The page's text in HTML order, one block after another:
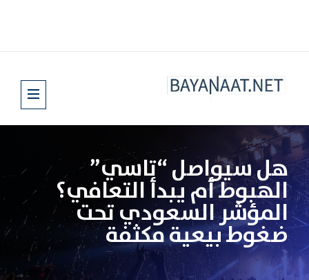
هل سيواصل “تاسي”
الهبوط أم يبدأ التعافي؟
المؤشر السعودي تحت
ضغوط بيعية مكثفة